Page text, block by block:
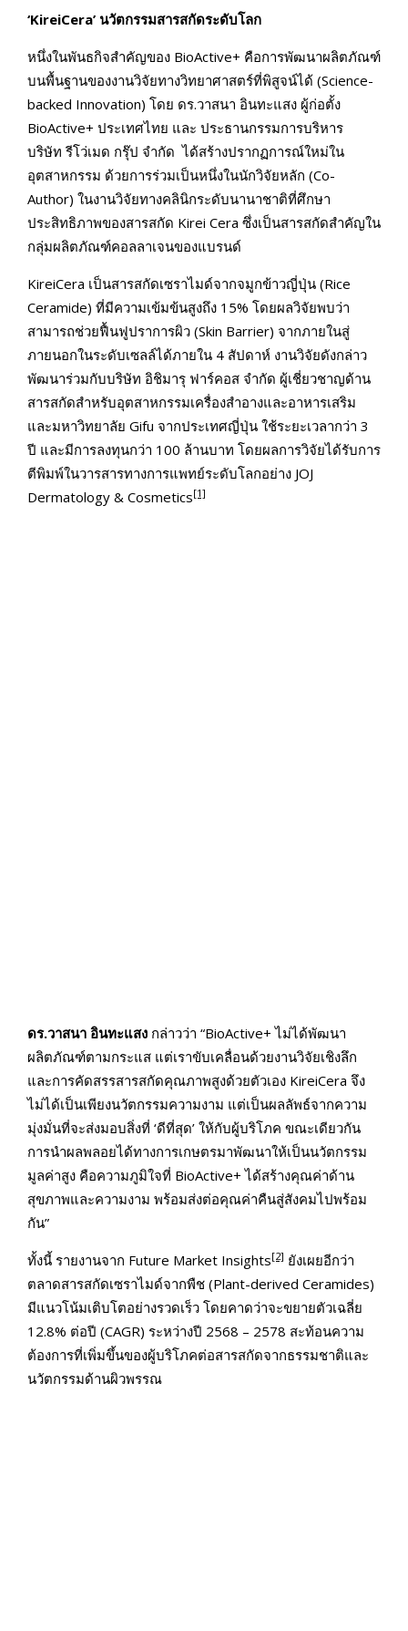
‘KireiCera’ นวัตกรรมสารสกัดระดับโลก
หนึ่งในพันธกิจสำคัญของ BioActive+ คือการพัฒนาผลิตภัณฑ์
บนพื้นฐานของงานวิจัยทางวิทยาศาสตร์ที่พิสูจน์ได้ (Science-
backed Innovation) โดย ดร.วาสนา อินทะแสง ผู้ก่อตั้ง
BioActive+ ประเทศไทย และ ประธานกรรมการบริหาร
บริษัท รีโว่เมด กรุ๊ป จำกัด ได้สร้างปรากฏการณ์ใหม่ใน
อุตสาหกรรม ด้วยการร่วมเป็นหนึ่งในนักวิจัยหลัก (Co-
Author) ในงานวิจัยทางคลินิกระดับนานาชาติที่ศึกษา
ประสิทธิภาพของสารสกัด Kirei Cera ซึ่งเป็นสารสกัดสำคัญใน
กลุ่มผลิตภัณฑ์คอลลาเจนของแบรนด์
KireiCera เป็นสารสกัดเซราไมด์จากจมูกข้าวญี่ปุ่น (Rice
Ceramide) ที่มีความเข้มข้นสูงถึง 15% โดยผลวิจัยพบว่า
สามารถช่วยฟื้นฟูปราการผิว (Skin Barrier) จากภายในสู่
ภายนอกในระดับเซลล์ได้ภายใน 4 สัปดาห์ งานวิจัยดังกล่าว
พัฒนาร่วมกับบริษัท อิชิมารุ ฟาร์คอส จำกัด ผู้เชี่ยวชาญด้าน
สารสกัดสำหรับอุตสาหกรรมเครื่องสำอางและอาหารเสริม
และมหาวิทยาลัย Gifu จากประเทศญี่ปุ่น ใช้ระยะเวลากว่า 3
ปี และมีการลงทุนกว่า 100 ล้านบาท โดยผลการวิจัยได้รับการ
ตีพิมพ์ในวารสารทางการแพทย์ระดับโลกอย่าง JOJ
Dermatology & Cosmetics[1]
ดร.วาสนา อินทะแสง กล่าวว่า “BioActive+ ไม่ได้พัฒนา
ผลิตภัณฑ์ตามกระแส แต่เราขับเคลื่อนด้วยงานวิจัยเชิงลึก
และการคัดสรรสารสกัดคุณภาพสูงด้วยตัวเอง KireiCera จึง
ไม่ได้เป็นเพียงนวัตกรรมความงาม แต่เป็นผลลัพธ์จากความ
มุ่งมั่นที่จะส่งมอบสิ่งที่ ‘ดีที่สุด’ ให้กับผู้บริโภค ขณะเดียวกัน
การนำผลพลอยได้ทางการเกษตรมาพัฒนาให้เป็นนวัตกรรม
มูลค่าสูง คือความภูมิใจที่ BioActive+ ได้สร้างคุณค่าด้าน
สุขภาพและความงาม พร้อมส่งต่อคุณค่าคืนสู่สังคมไปพร้อม
กัน”
ทั้งนี้ รายงานจาก Future Market Insights[2] ยังเผยอีกว่า
ตลาดสารสกัดเซราไมด์จากพืช (Plant-derived Ceramides)
มีแนวโน้มเติบโตอย่างรวดเร็ว โดยคาดว่าจะขยายตัวเฉลี่ย
12.8% ต่อปี (CAGR) ระหว่างปี 2568 – 2578 สะท้อนความ
ต้องการที่เพิ่มขึ้นของผู้บริโภคต่อสารสกัดจากธรรมชาติและ
นวัตกรรมด้านผิวพรรณ